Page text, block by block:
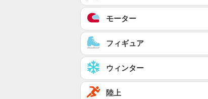
モーター
フィギュア
ウィンター
陸上